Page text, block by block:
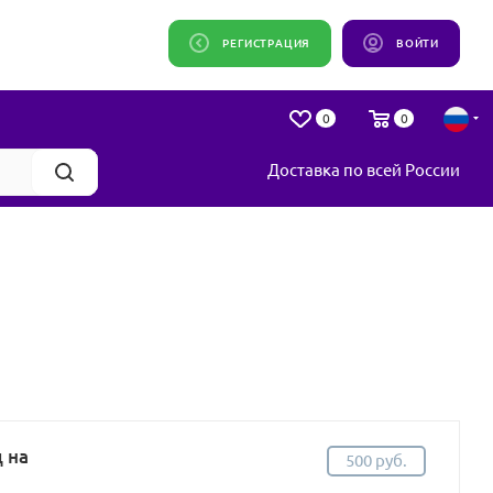
ВОЙТИ
РЕГИСТРАЦИЯ
0 0
Доставка по всей России
на
500 руб.